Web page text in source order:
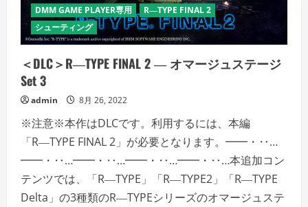
ジ
Set
1
の
詳
を
ご
だ
い
DMM GAME PLAYER専用
R―TYPE FINAL 2
シューティング
＜DLC＞R―TYPE FINAL 2 ― オマージュステージ
Set 3
admin 8月 26, 2022
※注意※本作はDLCです。利用するには、本編
「R―TYPE FINAL 2」が必要となります。━━・‥…
━━・‥…━━・‥…━━・‥…━━・‥…本追加コン
テンツでは、「R―TYPE」「R―TYPE2」「R―TYPE
Delta」の3種類のR―TYPEシリーズのオマージュステ